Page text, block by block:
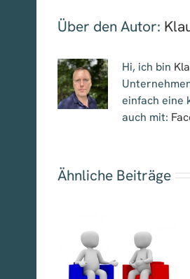
Über den Autor:
Hi, ich bin
einfach eine
auch mit:
Ähnliche Beiträge
Hilfsmittel im
Hundetraining –